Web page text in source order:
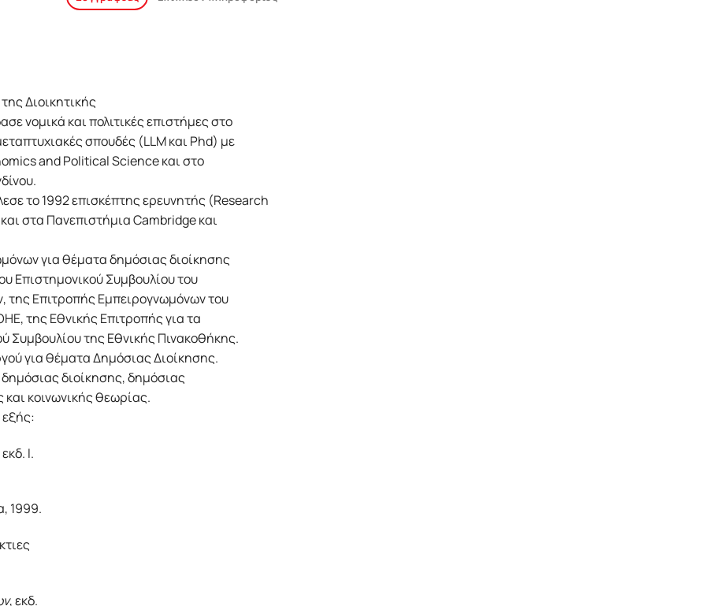
Διοικητικής
νομικά και πολιτικές επιστήμες στο
σπουδές (LLM και Phd) με
and Political Science και στο
το 1992 επισκέπτης ερευνητής (Research
στα Πανεπιστήμια Cambridge και
για θέματα δημόσιας διοίκησης
Επιστημονικού Συμβουλίου του
της Επιτροπής Εμπειρογνωμόνων του
της Εθνικής Επιτροπής για τα
Συμβουλίου της Εθνικής Πινακοθήκης.
για θέματα Δημόσιας Διοίκησης.
διοίκησης, δημόσιας
και κοινωνικής θεωρίας.
Ι.
1999.
, εκδ.